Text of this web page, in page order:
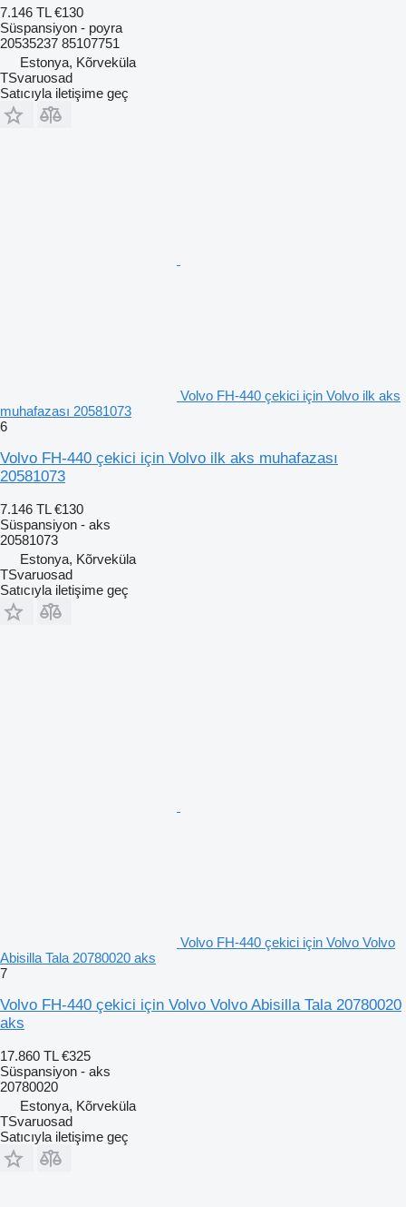
7.146 TL €130
Süspansiyon - poyra
20535237 85107751
Estonya, Kõrveküla
TSvaruosad
Satıcıyla iletişime geç
Volvo FH-440 çekici için Volvo ilk aks
muhafazası 20581073
6
Volvo FH-440 çekici için Volvo ilk aks muhafazası
20581073
7.146 TL €130
Süspansiyon - aks
20581073
Estonya, Kõrveküla
TSvaruosad
Satıcıyla iletişime geç
Volvo FH-440 çekici için Volvo Volvo
Abisilla Tala 20780020 aks
7
Volvo FH-440 çekici için Volvo Volvo Abisilla Tala 20780020
aks
17.860 TL €325
Süspansiyon - aks
20780020
Estonya, Kõrveküla
TSvaruosad
Satıcıyla iletişime geç